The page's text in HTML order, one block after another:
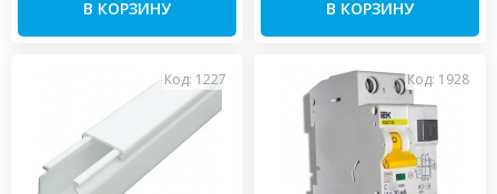
В КОРЗИНУ В КОРЗИНУ
Код: 1227 Код: 1928